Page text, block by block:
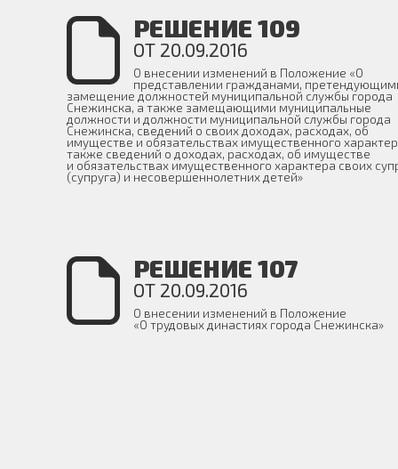
РЕШЕНИЕ 109
ОТ 20.09.2016
О внесении изменений в Положение «О
представлении гражданами,
замещение должностей муниципальной службы города
Снежинска, а также замещающими муниципальные
должности и должности муниципальной службы города
Снежинска, сведений о своих доходах, расходах, об
имуществе и обязательствах имущественного
также сведений о доходах, расходах, об имуществе
и обязательствах имущественного характера своих
(супруга) и несовершеннолетних детей»
РЕШЕНИЕ 107
ОТ 20.09.2016
О внесении изменений в Положение
«О трудовых династиях города Снежинска»